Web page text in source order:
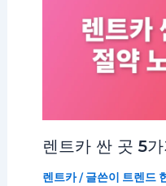
렌트카 싼 곳 5
렌트카/ 글쓴이 트렌드